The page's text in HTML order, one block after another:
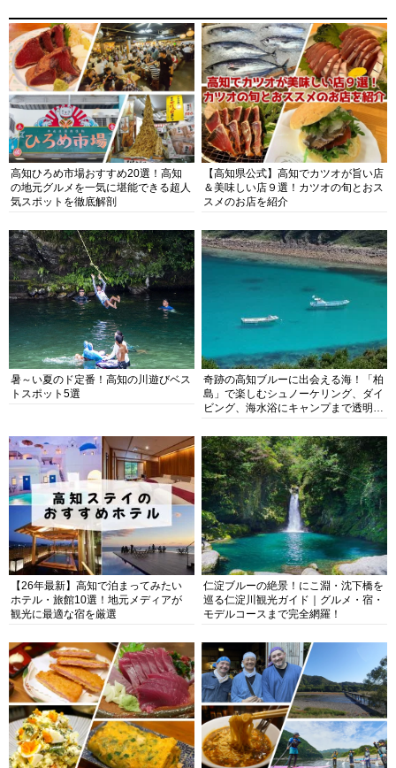
高知ひろめ市場おすすめ20選！高知
の地元グルメを一気に堪能できる超人
気スポットを徹底解剖
【高知県公式】高知でカツオが旨い店
＆美味しい店９選！カツオの旬とおス
スメのお店を紹介
暑～い夏のド定番！高知の川遊びベス
トスポット5選
奇跡の高知ブルーに出会える海！「柏
島」で楽しむシュノーケリング、ダイ
ビング、海水浴にキャンプまで透明度
【26年最新】高知で泊まってみたい
ホテル・旅館10選！地元メディアが
観光に最適な宿を厳選
仁淀ブルーの絶景！にこ淵・沈下橋を
巡る仁淀川観光ガイド｜グルメ・宿・
モデルコースまで完全網羅！